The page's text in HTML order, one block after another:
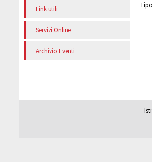
Link utili
Servizi Online
Archivio Eventi